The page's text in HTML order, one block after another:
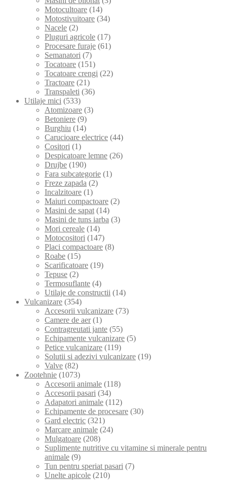
Motocultoare (14)
Motostivuitoare (34)
Nacele (2)
Pluguri agricole (17)
Procesare furaje (61)
Semanatori (7)
Tocatoare (151)
Tocatoare crengi (22)
Tractoare (21)
Transpaleti (36)
Utilaje mici (533)
Atomizoare (3)
Betoniere (9)
Burghiu (14)
Carucioare electrice (44)
Cositori (1)
Despicatoare lemne (26)
Drujbe (190)
Fara subcategorie (1)
Freze zapada (2)
Incalzitoare (1)
Maiuri compactoare (2)
Masini de sapat (14)
Masini de tuns iarba (3)
Mori cereale (14)
Motocositori (147)
Placi compactoare (8)
Roabe (15)
Scarificatoare (19)
Tepuse (2)
Termosuflante (4)
Utilaje de constructii (14)
Vulcanizare (354)
Accesorii vulcanizare (73)
Camere de aer (1)
Contragreutati jante (55)
Echipamente vulcanizare (5)
Petice vulcanizare (119)
Solutii si adezivi vulcanizare (19)
Valve (82)
Zootehnie (1073)
Accesorii animale (118)
Accesorii pasari (34)
Adapatori animale (112)
Echipamente de procesare (30)
Gard electric (321)
Marcare animale (24)
Mulgatoare (208)
Suplimente nutritive cu vitamine si minerale pentru
animale (9)
Tun pentru speriat pasari (7)
Unelte apicole (210)